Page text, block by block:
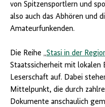
von Spitzensportlern und
also auch das Abhören und
Amateurfunkenden.
Die Reihe „Stasi in der
Staatssicherheit mit lokalen
Leserschaft auf. Dabei
Mittelpunkt, die durch
Dokumente anschaulich